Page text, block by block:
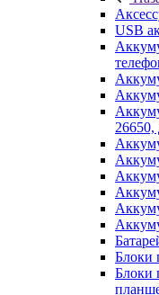
USB
Блоки
Блоки